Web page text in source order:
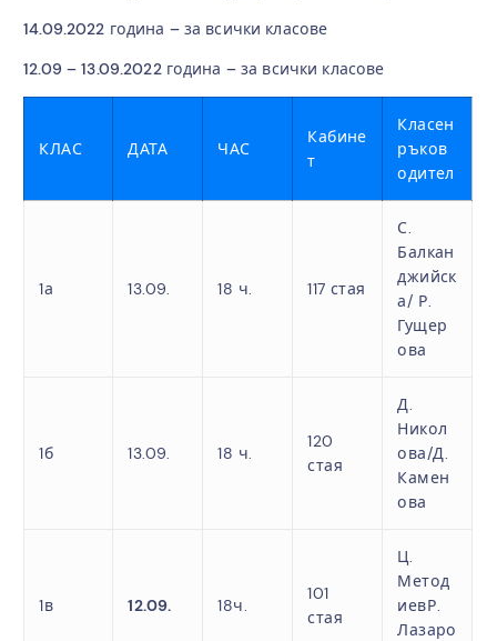
14.09.2022 година – за всички класове
12.09 – 13.09.2022 година – за всички класове
КЛАС ДАТА ЧАС
Кабине
т
Класен
ръков
одител
1а 13.09. 18 ч. 117 стая
С.
Балкан
джийск
а/ Р.
Гущер
ова
1б 13.09. 18 ч.
120
стая
Д.
Никол
ова/Д.
Камен
ова
1в 12.09. 18ч.
101
стая
Ц.
Метод
иевР.
Лазаро